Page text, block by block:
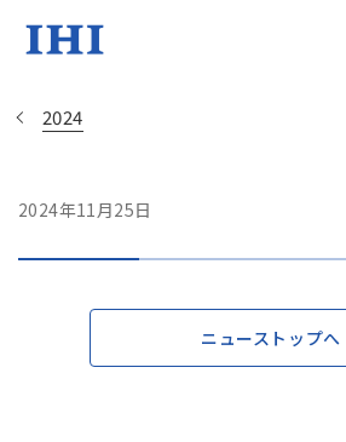
2024
2024年11月25日
ニューストップへ